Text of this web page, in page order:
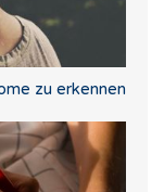
zu erkennen